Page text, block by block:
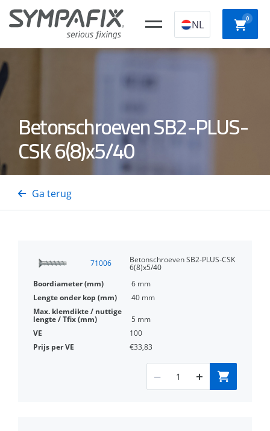
NL 0
ankers
ankers
Betonschroeven SB2-PLUS-
CSK 6(8)x5/40
Ga terug
71006 Betonschroeven SB2-PLUS-CSK
6(8)x5/40
6 mm
40 mm
5 mm
100
€33,83